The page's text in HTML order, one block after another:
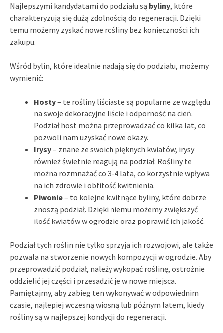
Najlepszymi kandydatami do podziału są byliny, które
charakteryzują się dużą zdolnością do regeneracji. Dzięki
temu możemy zyskać nowe rośliny bez konieczności ich
zakupu.
Wśród bylin, które idealnie nadają się do podziału, możemy
wymienić:
Hosty– te rośliny liściaste są popularne ze względu
na swoje dekoracyjne liście i odporność na cień.
Podział host można przeprowadzać co kilka lat, co
pozwoli nam uzyskać nowe okazy.
Irysy– znane ze swoich pięknych kwiatów, irysy
również świetnie reagują na podział. Rośliny te
można rozmnażać co 3-4 lata, co korzystnie wpływa
na ich zdrowie i obfitość kwitnienia.
Piwonie– to kolejne kwitnące byliny, które dobrze
znoszą podział. Dzięki niemu możemy zwiększyć
ilość kwiatów w ogrodzie oraz poprawić ich jakość.
Podział tych roślin nie tylko sprzyja ich rozwojowi, ale także
pozwala na stworzenie nowych kompozycji w ogrodzie. Aby
przeprowadzić podział, należy wykopać roślinę, ostrożnie
oddzielić jej części i przesadzić je w nowe miejsca.
Pamiętajmy, aby zabieg ten wykonywać w odpowiednim
czasie, najlepiej wczesną wiosną lub późnym latem, kiedy
rośliny są w najlepszej kondycji do regeneracji.